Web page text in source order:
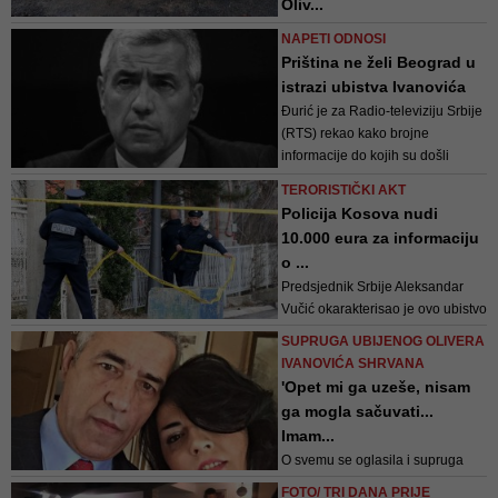
Oliv...
koordiniraju se i sprovode pod
nadležnošću Osnovnog tužilaštva
u Mitrovici
NAPETI ODNOSI
Priština ne želi Beograd u
istrazi ubistva Ivanovića
Đurić je za Radio-televiziju Srbije
(RTS) rekao kako brojne
informacije do kojih su došli
srbijanski istražni organi pokazuju
organizaciji", te da te informacije
stižu svaki čas
TERORISTIČKI AKT
Policija Kosova nudi
10.000 eura za informaciju
o ...
Predsjednik Srbije Aleksandar
Vučić okarakterisao je ovo ubistvo
prema tome odnositi kao prema
SUPRUGA UBIJENOG OLIVERA
IVANOVIĆA SHRVANA
'Opet mi ga uzeše, nisam
ga mogla sačuvati...
Imam...
O svemu se oglasila i supruga
FOTO/ TRI DANA PRIJE